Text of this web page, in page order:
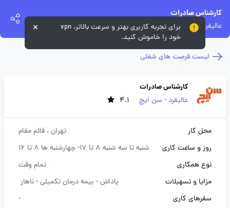
کارشناس صادرات
عالیفرد - سن ایچ
لیست فرصت های شغلی
کارشناس صادرات
عالیفرد - سن ایچ
4.1
محل کار تهران ، قائم مقام
روز و ساعت کاری
شنبه تا سه شنبه 8 تا 17- چهارشنبه ها 8 تا 16
نوع همکاری
تمام وقت
مزایا و تسهیلات
پاداش - بیمه درمان تکمیلی -ناهار
سفرهای کاری
-
برای تجربه کاربری بهتر و سرعت بالاتر، vpn
خود را خاموش کنید.